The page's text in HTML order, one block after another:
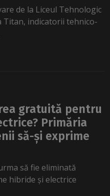
de la Liceul Tehnologic
Titan, indicatorii tehnico-
gratuită pentru
Primăria
să-și exprime
să fie eliminată
hibride și electrice